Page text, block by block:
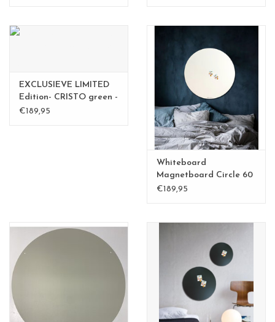
EXCLUSIEVE LIMITED
Edition- CRISTO green -
Copy - Copy
€189,95
Whiteboard
Magnetboard Circle 60
cm - Copy
€189,95